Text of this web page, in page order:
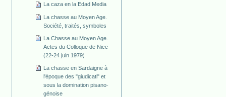
La caza en la Edad Media
La chasse au Moyen Age.
Société, traités, symboles
La Chasse au Moyen Age.
Actes du Colloque de Nice
(22-24 juin 1979)
La chasse en Sardaigne à
l'époque des "giudicati" et
sous la domination pisano-
génoise